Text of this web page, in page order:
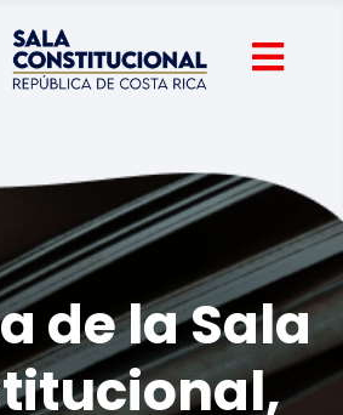
de la Sala